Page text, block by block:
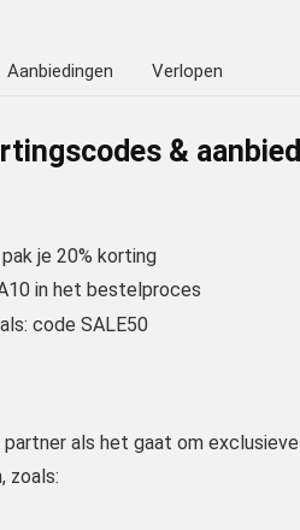
Aanbiedingen Verlopen
&
je 20% korting
in het bestelproces
code SALE50
als het gaat om
zoals: